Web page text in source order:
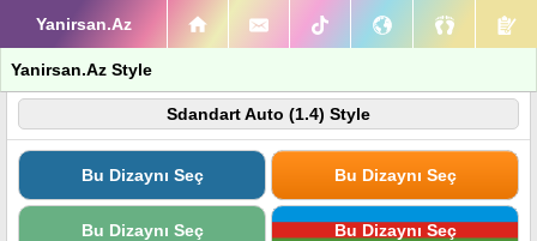
Yanirsan.Az
Yanirsan.Az Style
Sdandart Auto (1.4) Style
Bu Dizaynı Seç Bu Dizaynı Seç
Bu Dizaynı Seç Bu Dizaynı Seç